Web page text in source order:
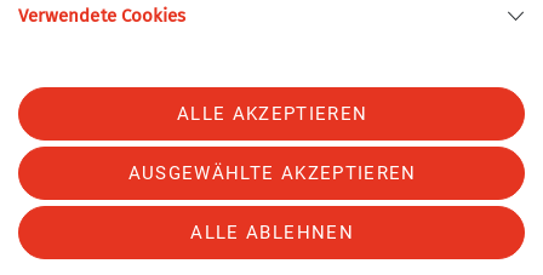
Sektion
Alpenverein
Verwendete Cookies
ALLE AKZEPTIEREN
AUSGEWÄHLTE AKZEPTIEREN
ALLE ABLEHNEN